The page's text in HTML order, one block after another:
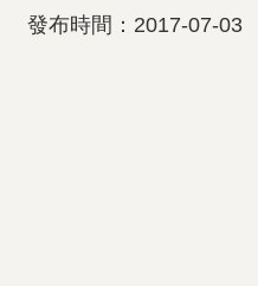
發布時間：2017-07-03